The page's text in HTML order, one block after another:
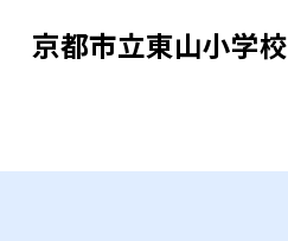
京都市立東山小学校